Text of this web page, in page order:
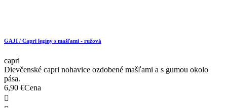
GAJI / Capri legíny s mašľami - ružová
capri
Dievčenské capri nohavice ozdobené mašľami a s gumou okolo
pása.
6,90 €Cena
